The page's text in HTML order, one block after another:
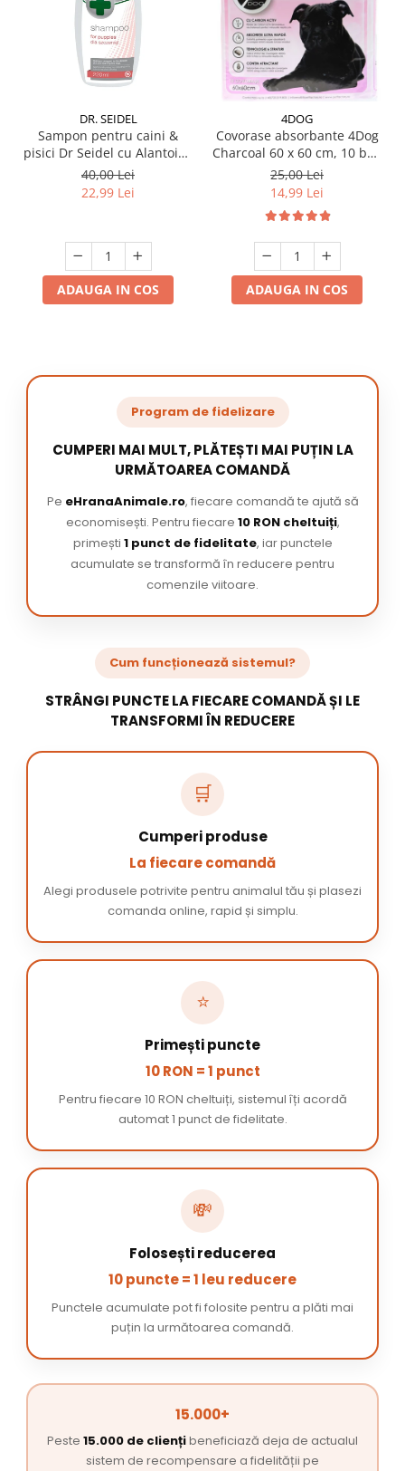
DR. SEIDEL
Sampon pentru caini &
pisici Dr Seidel cu Alantoina
220 ml
40,00 Lei
22,99 Lei
ADAUGA IN COS
4DOG
Covorase absorbante 4Dog
Charcoal 60 x 60 cm, 10 buc
/ pachet
25,00 Lei
14,99 Lei
ADAUGA IN COS
Program de fidelizare
CUMPERI MAI MULT, PLĂTEȘTI MAI PUȚIN LA
URMĂTOAREA COMANDĂ
Pe eHranaAnimale.ro, fiecare comandă te ajută să
economisești. Pentru fiecare 10 RON cheltuiți,
primești 1 punct de fidelitate, iar punctele
acumulate se transformă în reducere pentru
comenzile viitoare.
Cum funcționează sistemul?
STRÂNGI PUNCTE LA FIECARE COMANDĂ ȘI LE
TRANSFORMI ÎN REDUCERE
🛒
Cumperi produse
La fiecare comandă
Alegi produsele potrivite pentru animalul tău și plasezi
comanda online, rapid și simplu.
⭐
Primești puncte
10 RON = 1 punct
Pentru fiecare 10 RON cheltuiți, sistemul îți acordă
automat 1 punct de fidelitate.
💸
Folosești reducerea
10 puncte = 1 leu reducere
Punctele acumulate pot fi folosite pentru a plăti mai
puțin la următoarea comandă.
15.000+
Peste 15.000 de cliențibeneficiază deja de actualul
sistem de recompensare a fidelității pe